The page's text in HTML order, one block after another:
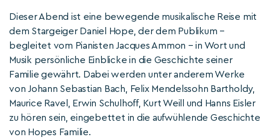
Dieser Abend ist eine bewegende musikalische Reise mit
dem Stargeiger Daniel Hope, der dem Publikum –
begleitet vom Pianisten Jacques Ammon – in Wort und
Musik persönliche Einblicke in die Geschichte seiner
Familie gewährt. Dabei werden unter anderem Werke
von Johann Sebastian Bach, Felix Mendelssohn Bartholdy,
Maurice Ravel, Erwin Schulhoff, Kurt Weill und Hanns Eisler
zu hören sein, eingebettet in die aufwühlende Geschichte
von Hopes Familie.